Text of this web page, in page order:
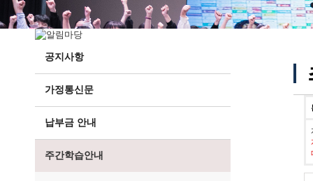
전경사진
공지사항
가정통신문
납부금 안내
주간학습안내